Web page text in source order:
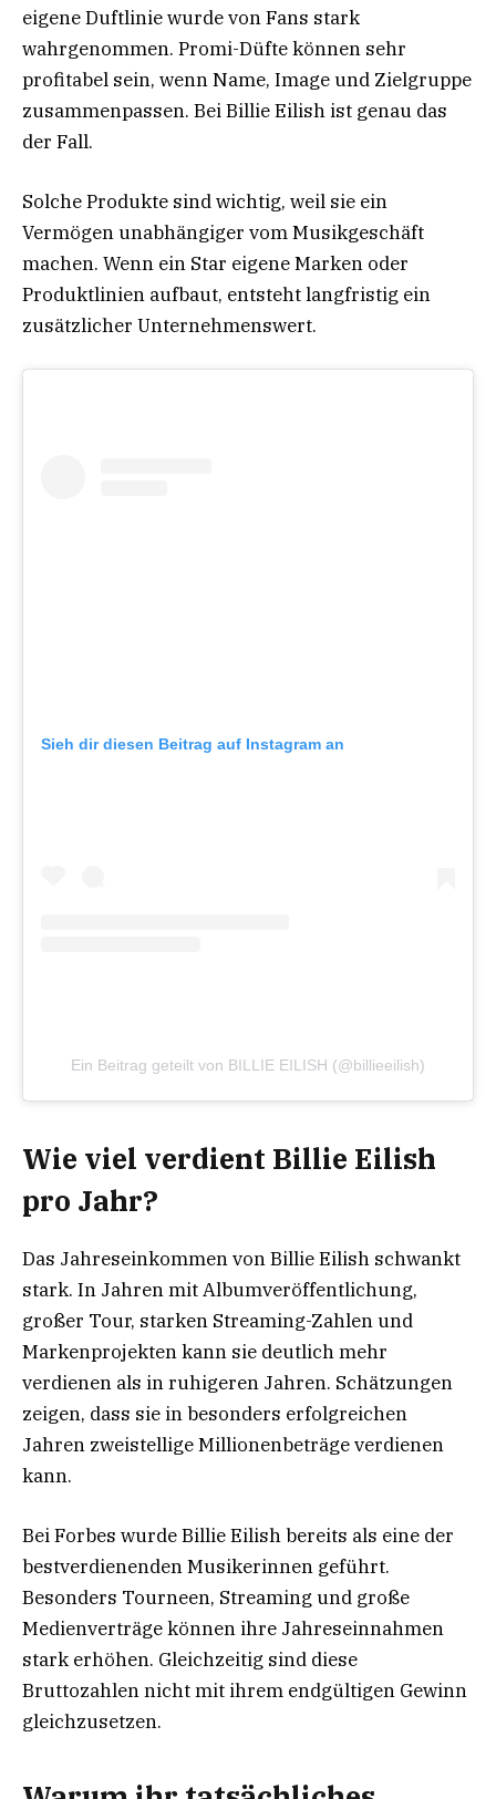
eigene Duftlinie wurde von Fans stark
wahrgenommen. Promi-Düfte können sehr
profitabel sein, wenn Name, Image und Zielgruppe
zusammenpassen. Bei Billie Eilish ist genau das
der Fall.
Solche Produkte sind wichtig, weil sie ein
Vermögen unabhängiger vom Musikgeschäft
machen. Wenn ein Star eigene Marken oder
Produktlinien aufbaut, entsteht langfristig ein
zusätzlicher Unternehmenswert.
Sieh dir diesen Beitrag auf Instagram an
Ein Beitrag geteilt von BILLIE EILISH (@billieeilish)
Wie viel verdient Billie Eilish
pro Jahr?
Das Jahreseinkommen von Billie Eilish schwankt
stark. In Jahren mit Albumveröffentlichung,
großer Tour, starken Streaming-Zahlen und
Markenprojekten kann sie deutlich mehr
verdienen als in ruhigeren Jahren. Schätzungen
zeigen, dass sie in besonders erfolgreichen
Jahren zweistellige Millionenbeträge verdienen
kann.
Bei Forbes wurde Billie Eilish bereits als eine der
bestverdienenden Musikerinnen geführt.
Besonders Tourneen, Streaming und große
Medienverträge können ihre Jahreseinnahmen
stark erhöhen. Gleichzeitig sind diese
Bruttozahlen nicht mit ihrem endgültigen Gewinn
gleichzusetzen.